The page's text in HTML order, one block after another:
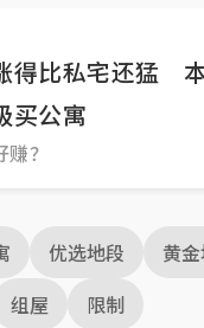
得比私宅还猛
买公寓
？
优选地段
黄
组屋 限制